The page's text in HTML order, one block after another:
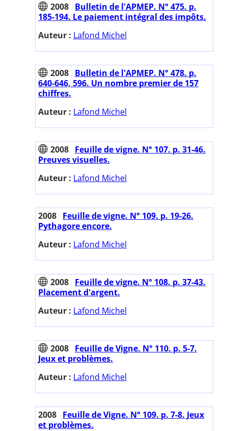
2008 Bulletin de l'APMEP. N° 475. p.
185-194. Le paiement intégral des impôts.
Auteur : Lafond Michel
2008 Bulletin de l'APMEP. N° 478. p.
640-646, 596. Un nombre premier de 157
chiffres.
Auteur : Lafond Michel
2008 Feuille de vigne. N° 107. p. 31-46.
Preuves visuelles.
Auteur : Lafond Michel
2008 Feuille de vigne. N° 109. p. 19-26.
Pythagore encore.
Auteur : Lafond Michel
2008 Feuille de vigne. N° 108. p. 37-43.
Placement d'argent.
Auteur : Lafond Michel
2008 Feuille de Vigne. N° 110. p. 5-7.
Jeux et problèmes.
Auteur : Lafond Michel
2008 Feuille de Vigne. N° 109. p. 7-8. Jeux
et problèmes.